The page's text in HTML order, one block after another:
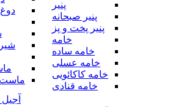
پنیر
پنیر صبحانه
پنیر پخت و پز
خامه
خامه ساده
خامه عسلی
خامه کاکائویی
خامه قنادی
ماست